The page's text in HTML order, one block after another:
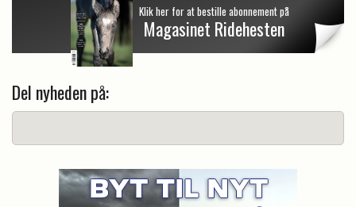
Klik her for at bestille abonnement på
Magasinet Ridehesten
Del nyheden på: